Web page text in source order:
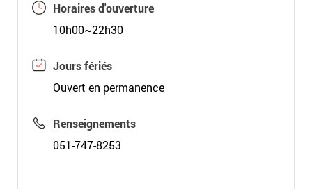
Horaires d'ouverture
10h00~22h30
Jours fériés
Ouvert en permanence
Renseignements
051-747-8253